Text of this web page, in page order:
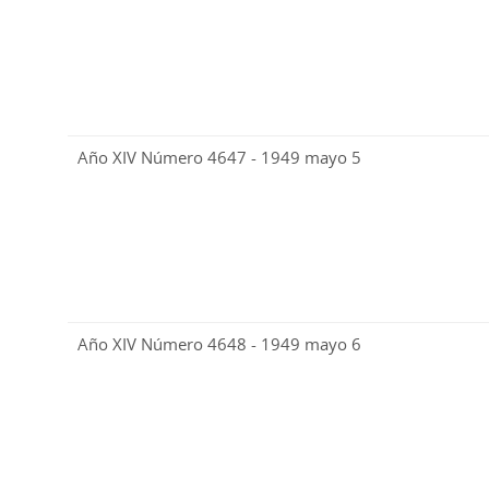
Año XIV Número 4647 - 1949 mayo 5
Año XIV Número 4648 - 1949 mayo 6